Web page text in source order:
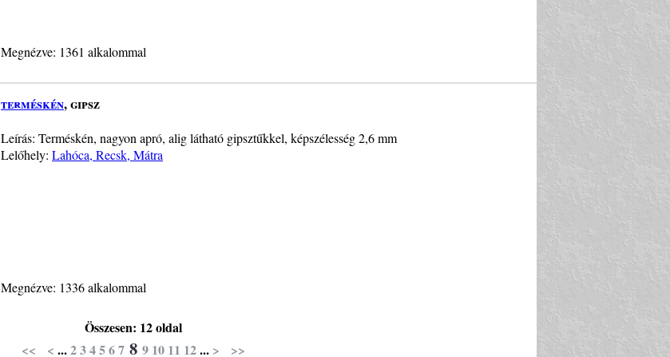
Megnézve: 1361 alkalommal
terméskén, gipsz
Leírás: Terméskén, nagyon apró, alig látható gipsztűkkel, képszélesség 2,6 mm
Lelőhely: Lahóca, Recsk, Mátra
Megnézve: 1336 alkalommal
Összesen: 12 oldal
<<
< ...234567 8 9 10 11 12... > >>